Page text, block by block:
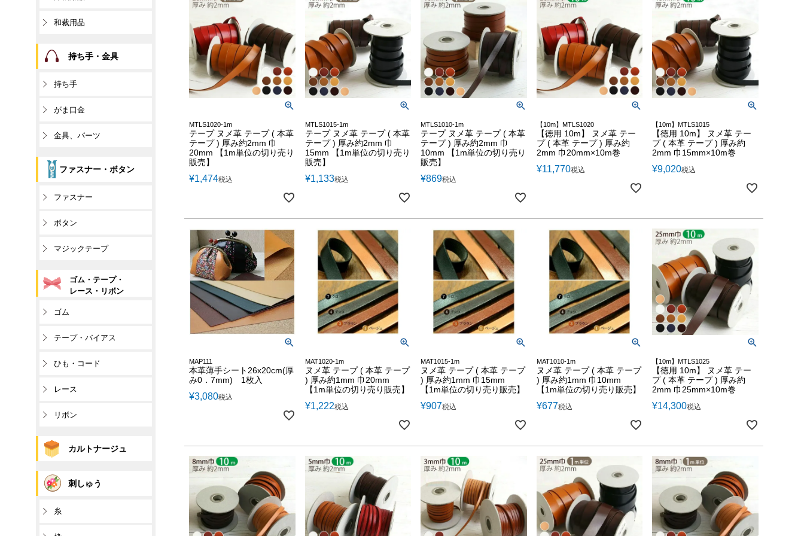
MTLS1020-1m
テープ ヌメ革 テープ ( 本革
テープ ) 厚み約2mm 巾
20mm 【1m単位の切り売り
販売】
¥1,474税込
MTLS1015-1m
テープ ヌメ革 テープ ( 本革
テープ ) 厚み約2mm 巾
15mm 【1m単位の切り売り
販売】
¥1,133税込
MTLS1010-1m
テープ ヌメ革 テープ ( 本革
テープ ) 厚み約2mm 巾
10mm 【1m単位の切り売り
販売】
¥869税込
【10m】MTLS1020
【徳用 10m】 ヌメ革 テー
プ ( 本革 テープ ) 厚み約
2mm 巾20mm×10m巻
¥11,770税込
【10m】MTLS1015
【徳用 10m】 ヌメ革 テー
プ ( 本革 テープ ) 厚み約
2mm 巾15mm×10m巻
¥9,020税込
MAP111
本革薄手シート26x20cm(厚
み0．7mm) 1枚入
¥3,080税込
MAT1020-1m
ヌメ革 テープ ( 本革 テープ
) 厚み約1mm 巾20mm
【1m単位の切り売り販売】
¥1,222税込
MAT1015-1m
ヌメ革 テープ ( 本革 テープ
) 厚み約1mm 巾15mm
【1m単位の切り売り販売】
¥907税込
MAT1010-1m
ヌメ革 テープ ( 本革 テープ
) 厚み約1mm 巾10mm
【1m単位の切り売り販売】
¥677税込
【10m】MTLS1025
【徳用 10m】 ヌメ革 テー
プ ( 本革 テープ ) 厚み約
2mm 巾25mm×10m巻
¥14,300税込
和裁用品
持ち手・金具
持ち手
がま口金
金具、パーツ
ファスナー・ボタン
ファスナー
ボタン
マジックテープ
ゴム・テープ・
レース・リボン
ゴム
テープ・バイアス
ひも・コード
レース
リボン
カルトナージュ
刺しゅう
糸